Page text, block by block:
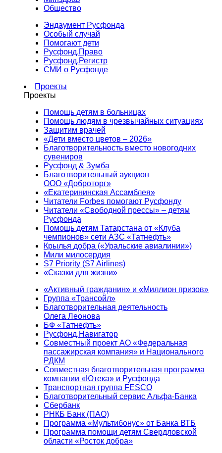
Общество
Эндаумент Русфонда
Особый случай
Помогают дети
Русфонд.Право
Русфонд.Регистр
СМИ о Русфонде
Проекты
Проекты
Помощь детям в больницах
Помощь людям в чрезвычайных ситуациях
Защитим врачей
«Дети вместо цветов – 2026»
Благотворительность вместо новогодних
сувениров
Русфонд & Зумба
Благотворительный аукцион
ООО «Доброторг»
«Екатерининская Ассамблея»
Читатели Forbes помогают Русфонду
Читатели «Свободной прессы» – детям
Русфонда
Помощь детям Татарстана от «Клуба
чемпионов» сети АЗС «Татнефть»
Крылья добра («Уральские авиалинии»)
Мили милосердия
S7 Priority (S7 Airlines)
«Сказки для жизни»
«Активный гражданин» и «Миллион призов»
Группа «Трансойл»
Благотворительная деятельность
Олега Леонова
БФ «Татнефть»
Русфонд.Навигатор
Совместный проект АО «Федеральная
пассажирская компания» и Национального
РДКМ
Совместная благотворительная программа
компании «Ютека» и Русфонда
Транспортная группа FESCO
Благотворительный сервис Альфа-Банка
Сбербанк
РНКБ Банк (ПАО)
Программа «Мультибонус» от Банка ВТБ
Программа помощи детям Свердловской
области «Росток добра»